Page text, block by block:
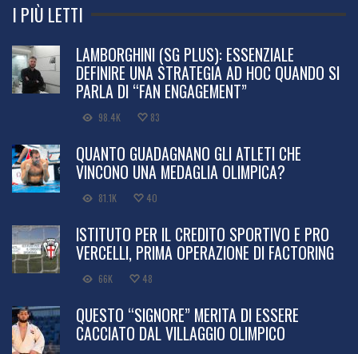
I PIÙ LETTI
LAMBORGHINI (SG PLUS): ESSENZIALE
DEFINIRE UNA STRATEGIA AD HOC QUANDO SI
PARLA DI “FAN ENGAGEMENT”
98.4K 83
QUANTO GUADAGNANO GLI ATLETI CHE
VINCONO UNA MEDAGLIA OLIMPICA?
81.1K 40
ISTITUTO PER IL CREDITO SPORTIVO E PRO
VERCELLI, PRIMA OPERAZIONE DI FACTORING
66K 48
QUESTO “SIGNORE” MERITA DI ESSERE
CACCIATO DAL VILLAGGIO OLIMPICO